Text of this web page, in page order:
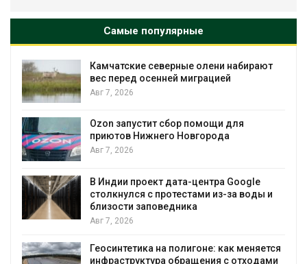
Самые популярные
Тайфун, засуха и пожары: сразу
несколько регионов столкнулись с
экстремальными природными
Авг 7, 2026
Солнечные панели над каналами
позволяют одновременно
воду
Авг 7, 2026
Дождевая вода с крыш может помочь
Авг 7, 2026